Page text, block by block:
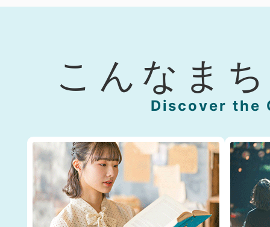
こんなま
Discover the